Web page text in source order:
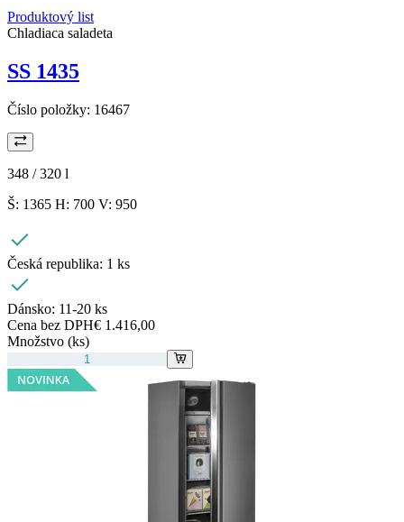
Produktový list
Chladiaca saladeta
SS 1435
Číslo položky: 16467
348 / 320 l
Š: 1365 H: 700 V: 950
Česká republika: 1 ks
Dánsko: 11-20 ks
Cena bez DPH€ 1.416,00
Množstvo (ks)